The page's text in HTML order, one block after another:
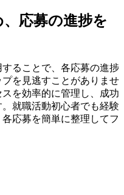
応募の進捗を
することで、各応募の進捗
を見逃すことがありませ
を効率的に管理し、成功
就職活動初心者でも経験
応募を簡単に整理してフ